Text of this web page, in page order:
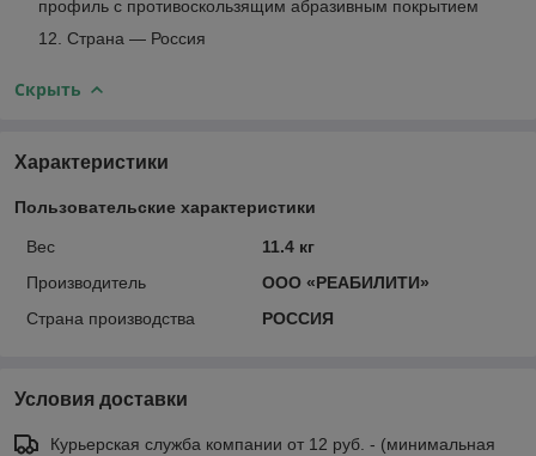
профиль с противоскользящим абразивным покрытием
Страна — Россия
Скрыть
Характеристики
Пользовательские характеристики
Вес
11.4 кг
Производитель
ООО «РЕАБИЛИТИ»
Страна производства
РОССИЯ
Условия доставки
Курьерская служба компании от 12 руб. - (минимальная